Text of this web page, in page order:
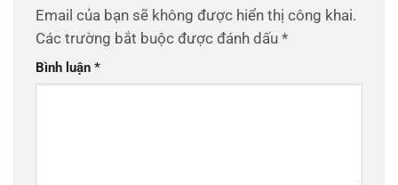
Email của bạn sẽ không được hiển thị công khai.
Các trường bắt buộc được đánh dấu *
Bình luận *